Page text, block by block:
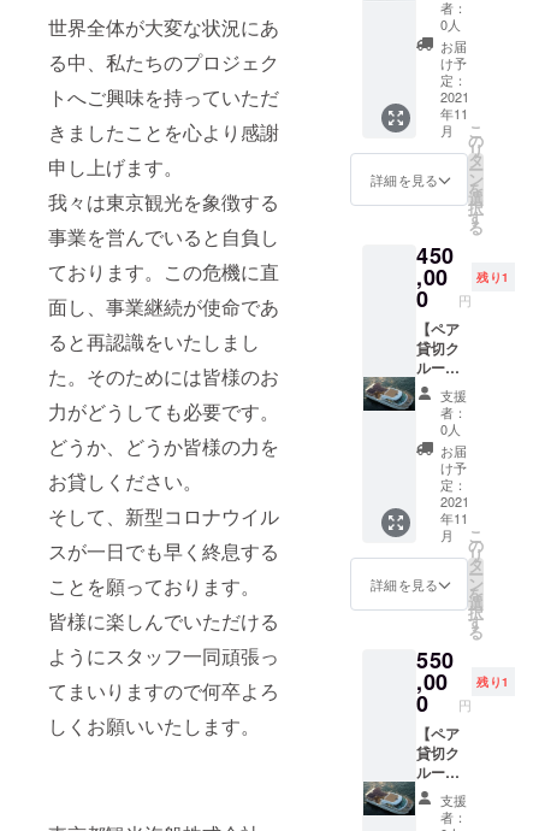
世界全体が大変な状況にあ
る中、私たちのプロジェク
トへご興味を持っていただ
きましたことを心より感謝
申し上げます。
我々は東京観光を象徴する
事業を営んでいると自負し
ております。この危機に直
面し、事業継続が使命であ
ると再認識をいたしまし
た。そのためには皆様のお
力がどうしても必要です。
どうか、どうか皆様の力を
お貸しください。
そして、新型コロナウイル
スが一日でも早く終息する
ことを願っております。
皆様に楽しんでいただける
ようにスタッフ一同頑張っ
てまいりますので何卒よろ
しくお願いいたします。
り致し
ますの
で、
メール
アドレ
スのご
登録を
お願い
す。
アドレ
スのご
登録を
お願い
いたし
ます。
アドレ
スのご
登録を
お願い
いたし
ます。
付時に
チケッ
トのご
提示を
お願い
いたし
ます。
●夜桜ナ
イトク
ルーズ
につい
年3月の
開花～4
月3日前
後を予
定して
おりま
す。 満
開時は
満席の
場合も
ござい
ますの
で、ご
使用前
にはご
予約が
必要と
なりま
す。 ご
予約の
メール
にてお
知らせ
いたし
ます。
※お礼の
メール
もお送
りいた
営業所
のモニ
ター広
告へ企
業様の
ロゴを
掲出さ
せてい
ただき
ます。
●ご契約
2022年
3月から
2022年
8月まで
の6か月
※お礼の
メール
もお送
りいた
します
ので、
メール
アドレ
スのご
登録を
お願い
いたし
ます。
田コー
ス（90
分）を
ガイド
アナウ
ンス付
きで、
最大9名
様まで
ご利用
いただ
す。 法
人様・
個人様
限らず
ご利用
くださ
い。
https://
youtu.b
e/Uqw
mUeN3
8Wk ●
ご利用
期間に
ついて
2021年
11月よ
り2022
年12月
まで ※
とイベ
ント繁
忙日は
除く ●
ご利用
につい
て 事前
のご予
約が必
者：
0人
お届
け予
定：
2021
年11
月
詳細を見る
こ
の
リ
タ
ー
ン
を
選
択
す
る
450
,00
0 円
残り1
【ペア
貸切ク
ルー
ズ】 高
級フレ
ンチレ
ストラ
ンにて
ディ
ナー
後、貸
切アフ
ター
ディ
ナーク
ルーズ
分）を
お楽し
みいた
だけま
す。 お
ふたり
だけの
プライ
ベート
支援
者：
0人
お届
け予
定：
2021
年11
月
詳細を見る
こ
の
リ
タ
ー
ン
を
選
択
す
る
550
,00
0 円
残り1
【ペア
貸切ク
ルー
ズ】 貸
切ク支援
者：